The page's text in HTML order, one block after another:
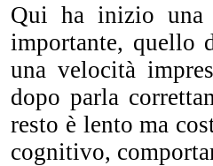
Qui ha inizio una
importante, quello
una velocità
dopo parla
resto è lento ma
cognitivo,